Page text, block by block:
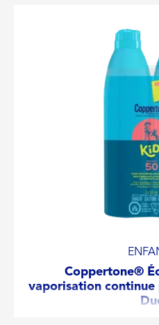
Coppertone®
vaporisation continue